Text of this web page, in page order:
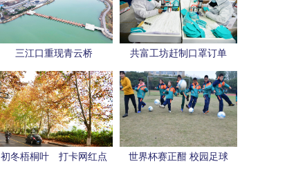
三江口重现青云桥 共富工坊赶制口罩订单
初冬梧桐叶 打卡网红点
世界杯赛正酣 校园足球